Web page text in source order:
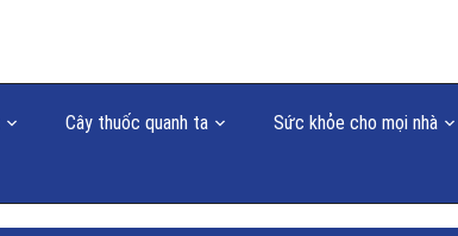
Cây thuốc quanh ta Sức khỏe cho mọi nhà